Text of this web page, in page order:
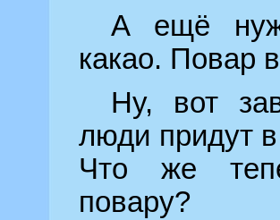
А ещё
какао. Повар
Ну, вот
люди придут в
Что же
повару?